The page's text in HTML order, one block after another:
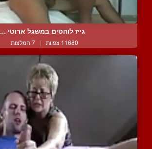
גייז לוהטים במשגל ארוטי ...
11680 צפיות | 7 המלצות